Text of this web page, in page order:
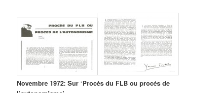
Novembre 1972: Sur ‘Procés du FLB ou procés de